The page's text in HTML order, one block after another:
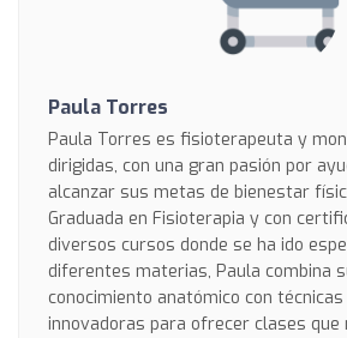
Paula Torres
Paula Torres es fisioterapeuta y
dirigidas, con una gran pasión por
alcanzar sus metas de bienestar
Graduada en Fisioterapia y con
diversos cursos donde se ha ido
diferentes materias, Paula combina
conocimiento anatómico con
innovadoras para ofrecer clases que